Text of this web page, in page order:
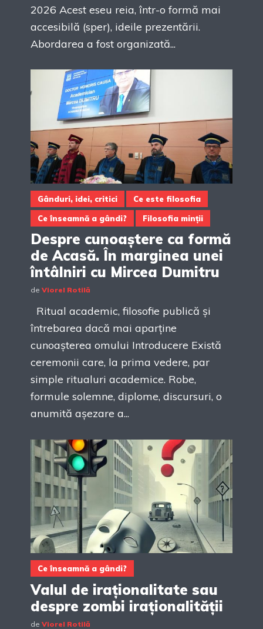
2026 Acest eseu reia, într-o formă mai
accesibilă (sper), ideile prezentării.
Abordarea a fost organizată...
Gânduri, idei, critici Ce este filosofia
Ce înseamnă a gândi? Filosofia minții
Despre cunoaștere ca formă
de Acasă. În marginea unei
întâlniri cu Mircea Dumitru
de Viorel Rotilă
Ritual academic, filosofie publică și
întrebarea dacă mai aparține
cunoașterea omului Introducere Există
ceremonii care, la prima vedere, par
simple ritualuri academice. Robe,
formule solemne, diplome, discursuri, o
anumită așezare a...
Ce înseamnă a gândi?
Valul de iraționalitate sau
despre zombi iraționalității
de Viorel Rotilă